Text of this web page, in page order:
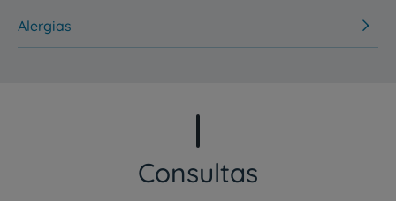
Alergias
Consultas